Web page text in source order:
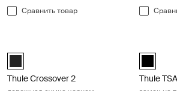
Сравнить товар
Thule Crossover 2 boarding bag Чёрный
Thule Crossover 2
Thule
Thule